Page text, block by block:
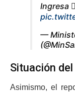
Ingresa
—
Situación del
Asimismo, el